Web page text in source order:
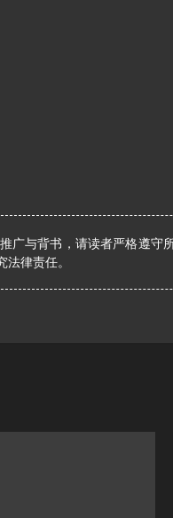
广与背书，请读者严格遵守
律责任。